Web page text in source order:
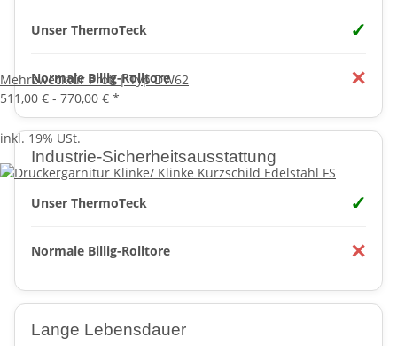
Unser ThermoTeck ✓
Normale Billig-Rolltore ✕
Industrie-Sicherheitsausstattung
Unser ThermoTeck ✓
Normale Billig-Rolltore ✕
Lange Lebensdauer
Mehrzwecktür Profi | Typ DW62
511,00 € - 770,00 € *
inkl. 19% USt.